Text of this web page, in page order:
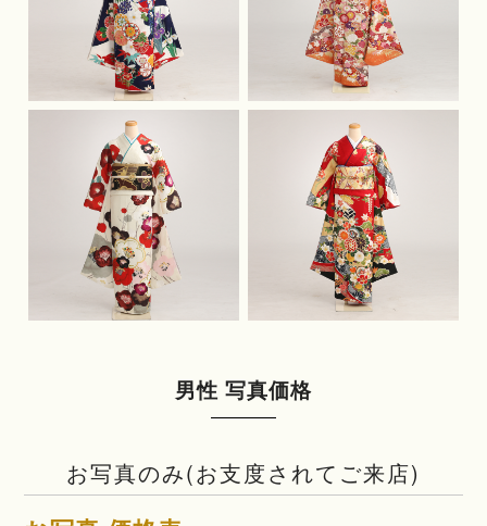
男性 写真価格
お写真のみ(お支度されてご来店)